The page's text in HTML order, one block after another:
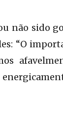
não sido
“O